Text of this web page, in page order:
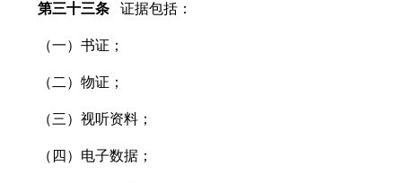
第三十三条 证据包括：
（一）书证；
（二）物证；
（三）视听资料；
（四）电子数据；